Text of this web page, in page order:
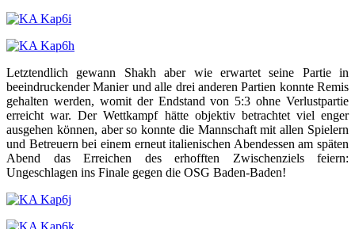
Letztendlich gewann Shakh aber wie erwartet seine Partie in
beeindruckender Manier und alle drei anderen Partien konnte Remis
gehalten werden, womit der Endstand von 5:3 ohne Verlustpartie
erreicht war. Der Wettkampf hätte objektiv betrachtet viel enger
ausgehen können, aber so konnte die Mannschaft mit allen Spielern
und Betreuern bei einem erneut italienischen Abendessen am späten
Abend das Erreichen des erhofften Zwischenziels feiern:
Ungeschlagen ins Finale gegen die OSG Baden-Baden!